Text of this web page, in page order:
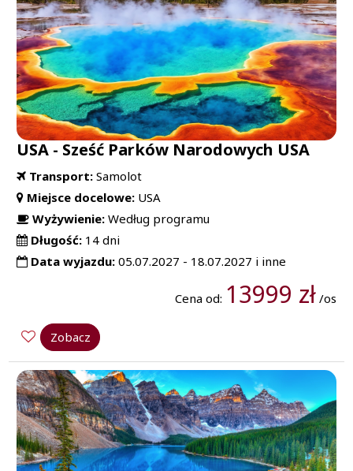
USA - Sześć Parków Narodowych USA
Transport: Samolot
Miejsce docelowe: USA
Wyżywienie: Według programu
Długość: 14 dni
Data wyjazdu:05.07.2027 - 18.07.2027 i inne
Cena od: 13999 zł/os
Zobacz